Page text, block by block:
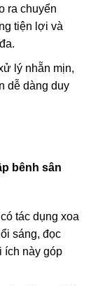
ra chuyển
tiện lợi và
lý nhẵn mịn,
dễ dàng duy
bênh sân
tác dụng xoa
sáng, đọc
ích này góp